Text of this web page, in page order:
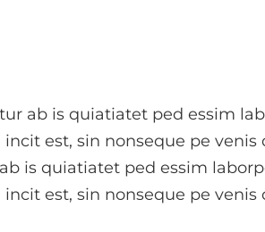
ab is quiatiatet ped essim
est, sin nonseque pe
is quiatiatet ped essim
est, sin nonseque pe venis